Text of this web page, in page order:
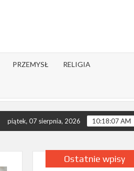
PRZEMYSŁ RELIGIA
– co mówi nauka?
piątek, 07 sierpnia, 2026 10:18:09 AM
Ostatnie wpisy